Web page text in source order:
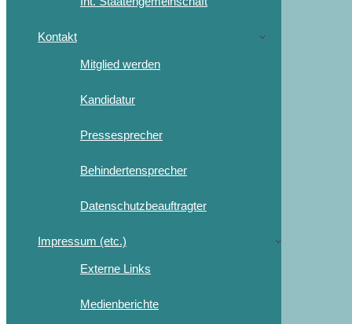
Kontakt
Mitglied werden
Kandidatur
Pressesprecher
Behindertensprecher
Datenschutzbeauftragter
Impressum (etc.)
Externe Links
Medienberichte